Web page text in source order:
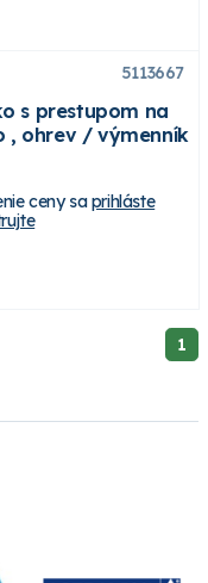
5113667
s prestupom na
, ohrev / výmenník
ceny saprihláste
1